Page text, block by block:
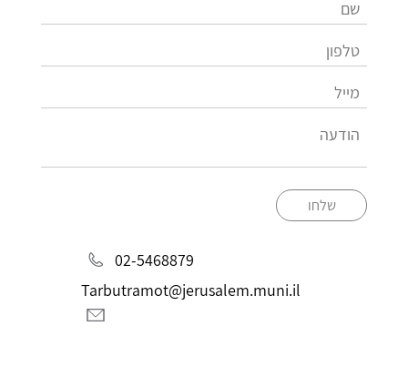
שלחו
02-5468879
Tarbutramot@jerusalem.muni.il